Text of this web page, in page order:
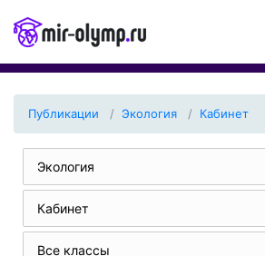
Публикации Экология Кабинет
Экология
Кабинет
Все классы